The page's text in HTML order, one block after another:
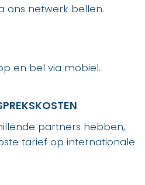
ons netwerk bellen.
en bel via mobiel.
partners hebben,
tarief op internationale